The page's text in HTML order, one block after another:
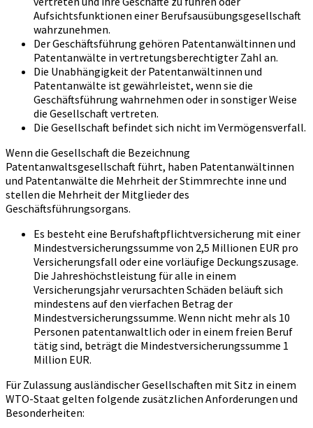
Aufsichtsfunktionen einer Berufsausübungsgesellschaft
wahrzunehmen.
Der Geschäftsführung gehören Patentanwältinnen und
Patentanwälte in vertretungsberechtigter Zahl an.
Die Unabhängigkeit der Patentanwältinnen und
Patentanwälte ist gewährleistet, wenn sie die
Geschäftsführung wahrnehmen oder in sonstiger Weise
die Gesellschaft vertreten.
Die Gesellschaft befindet sich nicht im Vermögensverfall.
Wenn die Gesellschaft die Bezeichnung
Patentanwaltsgesellschaft führt, haben Patentanwältinnen
und Patentanwälte die Mehrheit der Stimmrechte inne und
stellen die Mehrheit der Mitglieder des
Geschäftsführungsorgans.
Es besteht eine Berufshaftpflichtversicherung mit einer
Mindestversicherungssumme von 2,5 Millionen EUR pro
Versicherungsfall oder eine vorläufige Deckungszusage.
Die Jahreshöchstleistung für alle in einem
Versicherungsjahr verursachten Schäden beläuft sich
mindestens auf den vierfachen Betrag der
Mindestversicherungssumme. Wenn nicht mehr als 10
Personen patentanwaltlich oder in einem freien Beruf
tätig sind, beträgt die Mindestversicherungssumme 1
Million EUR.
Für Zulassung ausländischer Gesellschaften mit Sitz in einem
WTO-Staat gelten folgende zusätzlichen Anforderungen und
Besonderheiten: